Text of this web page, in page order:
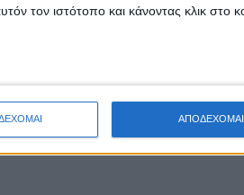
τον ιστότοπο και κάνοντας κλικ στο
ΑΠΟΔΕΧΟΜΑΙ
περισσότερα